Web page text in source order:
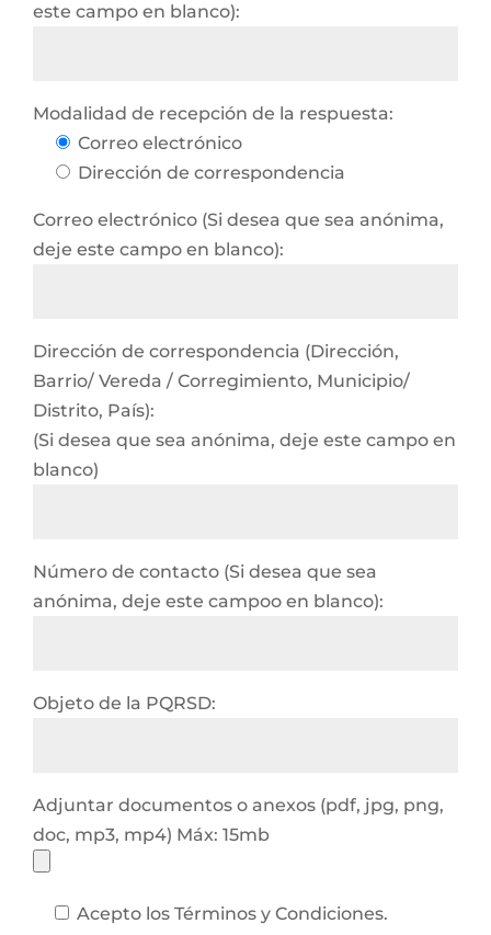
este campo en blanco):
Modalidad de recepción de la respuesta:
Correo electrónico
Dirección de correspondencia
Correo electrónico (Si desea que sea anónima,
deje este campo en blanco):
Dirección de correspondencia (Dirección,
Barrio/ Vereda / Corregimiento, Municipio/
Distrito, País):
(Si desea que sea anónima, deje este campo en
blanco)
Número de contacto (Si desea que sea
anónima, deje este campoo en blanco):
Objeto de la PQRSD:
Adjuntar documentos o anexos (pdf, jpg, png,
doc, mp3, mp4) Máx: 15mb
Acepto los Términos y Condiciones.